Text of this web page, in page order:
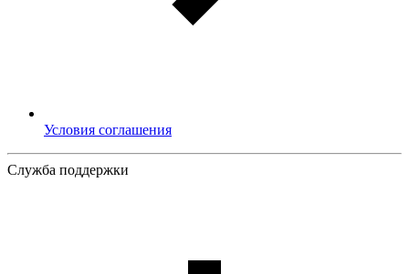
Условия соглашения
Служба поддержки